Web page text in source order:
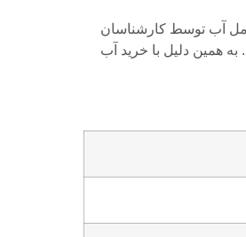
کامل آب توسط کارشناسان
همین دلیل با خرید آب